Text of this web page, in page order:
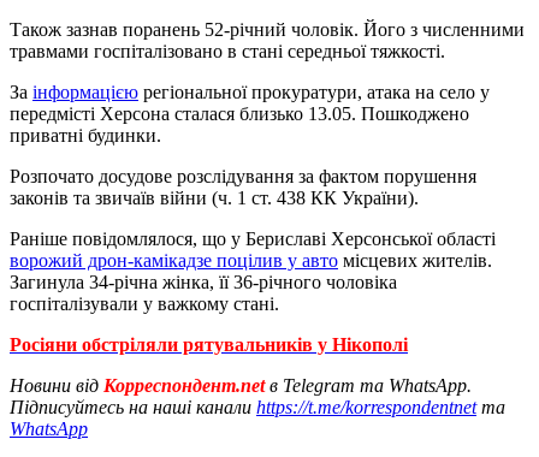
Також зазнав поранень 52-річний чоловік. Його з численними
травмами госпіталізовано в стані середньої тяжкості.
За інформацією регіональної прокуратури, атака на село у
передмісті Херсона сталася близько 13.05. Пошкоджено
приватні будинки.
Розпочато досудове розслідування за фактом порушення
законів та звичаїв війни (ч. 1 ст. 438 КК України).
Раніше повідомлялося, що у Бериславі Херсонської області
ворожий дрон-камікадзе поцілив у авто місцевих жителів.
Загинула 34-річна жінка, її 36-річного чоловіка
госпіталізували у важкому стані.
Росіяни обстріляли рятувальників у Нікополі
Новини від Корреспондент.netв Telegram та WhatsApp.
Підписуйтесь на наші канали https://t.me/korrespondentnetта
WhatsApp